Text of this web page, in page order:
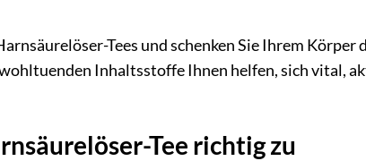
Tees und schenken Sie Ihrem Körper
Inhaltsstoffe Ihnen helfen, sich vital,
Tee richtig zu